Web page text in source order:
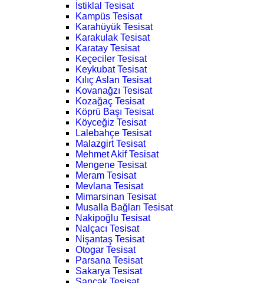
İstiklal Tesisat
Kampüs Tesisat
Karahüyük Tesisat
Karakulak Tesisat
Karatay Tesisat
Keçeciler Tesisat
Keykubat Tesisat
Kılıç Aslan Tesisat
Kovanağzı Tesisat
Kozağaç Tesisat
Köprü Başı Tesisat
Köyceğiz Tesisat
Lalebahçe Tesisat
Malazgirt Tesisat
Mehmet Akif Tesisat
Mengene Tesisat
Meram Tesisat
Mevlana Tesisat
Mimarsinan Tesisat
Musalla Bağları Tesisat
Nakipoğlu Tesisat
Nalçacı Tesisat
Nişantaş Tesisat
Otogar Tesisat
Parsana Tesisat
Sakarya Tesisat